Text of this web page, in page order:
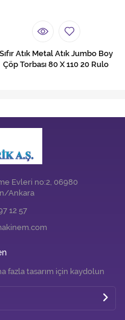
Sıfır Atık Metal Atık Jumbo Boy
Çöp Torbası 80 X 110 20 Rulo
Evleri no:2, 06980
Ankara
12 57
fazla tasarım için kaydolun